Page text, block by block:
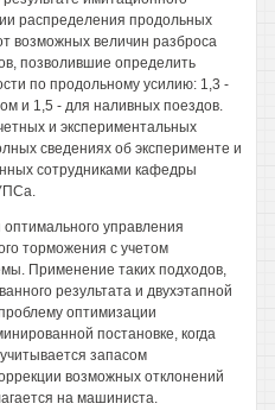
распределения продольных
возможных величин разброса
позволившие определить
по продольному усилию: 1,3 -
и 1,5 - для наливных поездов.
и экспериментальных
сведениях об эксперименте и
сотрудниками кафедры
управления
торможения с учетом
Применение таких подходов,
результата и двухэтапной
оптимизации
постановке, когда
запасом
возможных отклонений
на машиниста.